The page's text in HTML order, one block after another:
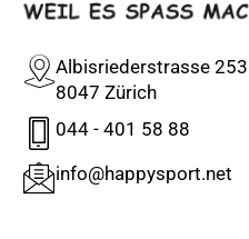
Albisriederstrasse 253
8047 Zürich
044 - 401 58 88
info@happysport.net